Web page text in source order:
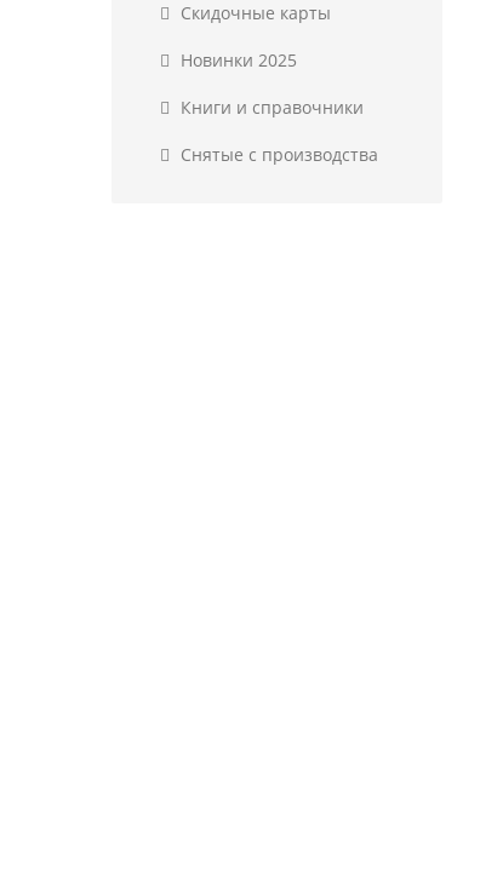
Скидочные карты
Новинки 2025
Книги и справочники
Снятые с производства